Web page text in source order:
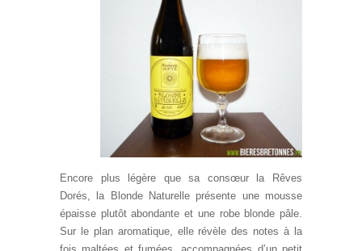
Encore plus légère que sa consœur la Rêves
Dorés, la Blonde Naturelle présente une mousse
épaisse plutôt abondante et une robe blonde pâle.
Sur le plan aromatique, elle révèle des notes à la